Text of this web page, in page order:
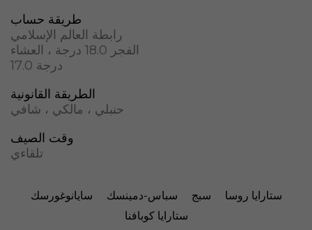
طريقة حساب
رابطة العالم الإسلامي
الفجر 18.0 درجة ، العشاء
17.0 درجة
الطريقة القانونية
حنبلي ، مالكي ، شافي
وقت الصيف
تلقاءي
سايانوغورسك سباس-دمينسك سبج
ستارايا روسا
ستارايا كوبافنا